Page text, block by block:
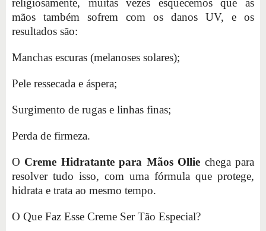
religiosamente, muitas vezes esquecemos que as
mãos também sofrem com os danos UV, e os
resultados são:
Manchas escuras (melanoses solares);
Pele ressecada e áspera;
Surgimento de rugas e linhas finas;
Perda de firmeza.
O Creme Hidratante para Mãos Ollie chega para
resolver tudo isso, com uma fórmula que protege,
hidrata e trata ao mesmo tempo.
O Que Faz Esse Creme Ser Tão Especial?